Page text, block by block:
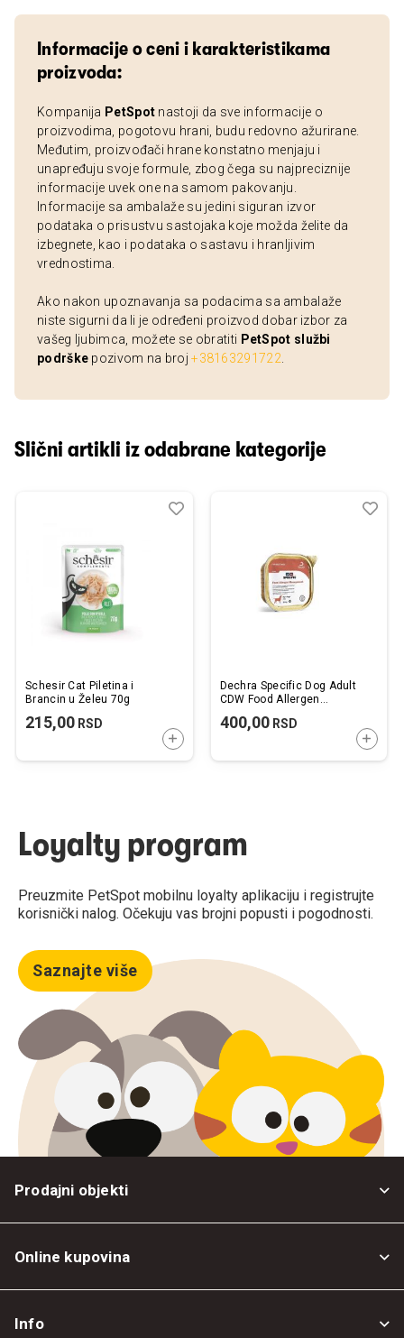
Informacije o ceni i karakteristikama
proizvoda:
Kompanija PetSpot nastoji da sve informacije o
proizvodima, pogotovu hrani, budu redovno ažurirane.
Međutim, proizvođači hrane konstatno menjaju i
unapređuju svoje formule, zbog čega su najpreciznije
informacije uvek one na samom pakovanju.
Informacije sa ambalaže su jedini siguran izvor
podataka o prisustvu sastojaka koje možda želite da
izbegnete, kao i podataka o sastavu i hranljivim
vrednostima.
Ako nakon upoznavanja sa podacima sa ambalaže
niste sigurni da li je određeni proizvod dobar izbor za
vašeg ljubimca, možete se obratiti PetSpot službi
podrške pozivom na broj+38163291722
Slični artikli iz odabrane kategorije
Schesir Cat Piletina i
Brancin u Želeu 70g
215,00 RSD
DODAJTE U KORPU
Dodaj
Uporedi
Dechra Specific Dog Adult
CDW Food Allergen
400,00RSD
Loyalty program
Preuzmite PetSpot mobilnu loyalty aplikaciju i registrujte
korisnički nalog. Očekuju vas brojni popusti i pogodnosti.
Saznajte više
Prodajni objekti
Online kupovina
Info